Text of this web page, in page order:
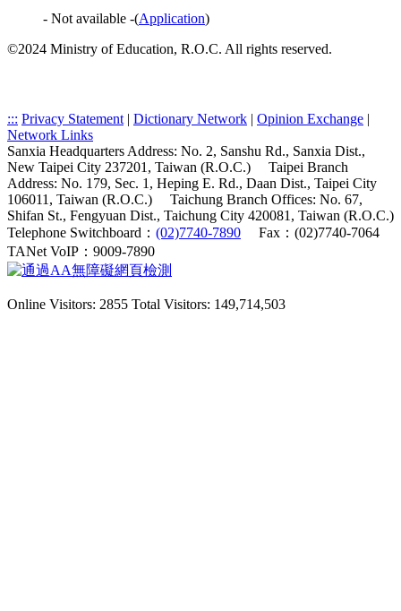
- Not available -(Application)
©2024 Ministry of Education, R.O.C. All rights reserved.
::: Privacy Statement| Dictionary Network | Opinion Exchange |
Network Links
Sanxia Headquarters Address: No. 2, Sanshu Rd., Sanxia Dist.,
New Taipei City 237201, Taiwan (R.O.C.)
Taipei Branch
Address: No. 179, Sec. 1, Heping E. Rd., Daan Dist., Taipei City
106011, Taiwan (R.O.C.)
Taichung Branch Offices: No. 67,
Shifan St., Fengyuan Dist., Taichung City 420081, Taiwan (R.O.C.)
Telephone Switchboard： (02)7740-7890
Fax：(02)7740-7064
TANet VoIP：9009-7890
Online Visitors: 2855 Total Visitors: 149,714,503